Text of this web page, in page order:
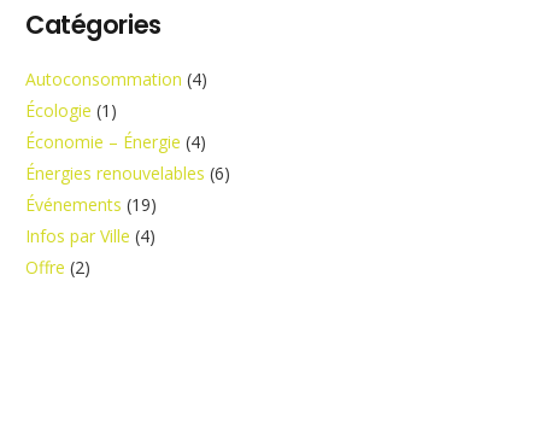
Catégories
Autoconsommation (4)
Écologie (1)
Économie – Énergie (4)
Énergies renouvelables (6)
Événements (19)
Infos par Ville (4)
Offre (2)